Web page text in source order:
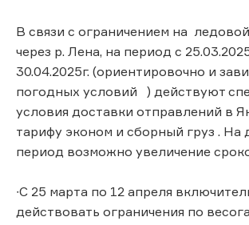
В связи с ограничением на
через р. Лена, на период с
30.04.2025г. (ориентировочно и
погодных условий ) действуют
условия доставки отправлений в
тарифу эконом и сборный груз . На
период возможно увеличение
∙С 25 марта по 12 апреля
действовать ограничения по